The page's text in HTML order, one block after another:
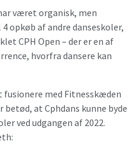
været organisk, men
opkøb af andre danseskoler,
CPH Open – der er en af
hvorfra dansere kan
fusionere med Fitnesskæden
betød, at Cphdans kunne byde
ved udgangen af 2022.